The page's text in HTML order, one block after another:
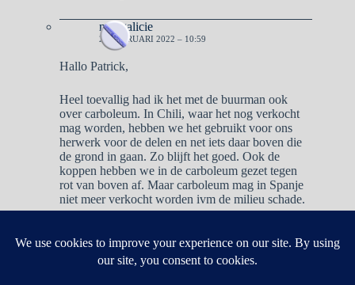
naargalicie
23 FEBRUARI 2022 – 10:59
Hallo Patrick,
Heel toevallig had ik het met de buurman ook
over carboleum. In Chili, waar het nog verkocht
mag worden, hebben we het gebruikt voor ons
herwerk voor de delen en net iets daar boven die
de grond in gaan. Zo blijft het goed. Ook de
koppen hebben we in de carboleum gezet tegen
rot van boven af. Maar carboleum mag in Spanje
niet meer verkocht worden ivm de milieu schade.
Reacties zijn gesloten.